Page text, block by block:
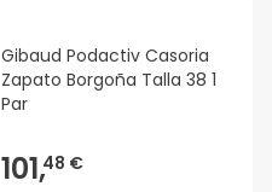
Gibaud Podactiv Casoria
Zapato Borgoña Talla 38 1
Par
101,48 €